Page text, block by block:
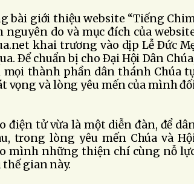
bài giới thiệu website “Tiếng
nguyên do và mục đích của
khai trương vào dịp Lễ Ðức
Ðể chuẩn bị cho Ðại Hội Dân
thành phần dân thánh Chúa
vọng và lòng yêu mến của mình
điện tử vừa là một diễn đàn, để
trong lòng yêu mến Chúa và
mình những thiện chí cùng nỗ
thế gian này.